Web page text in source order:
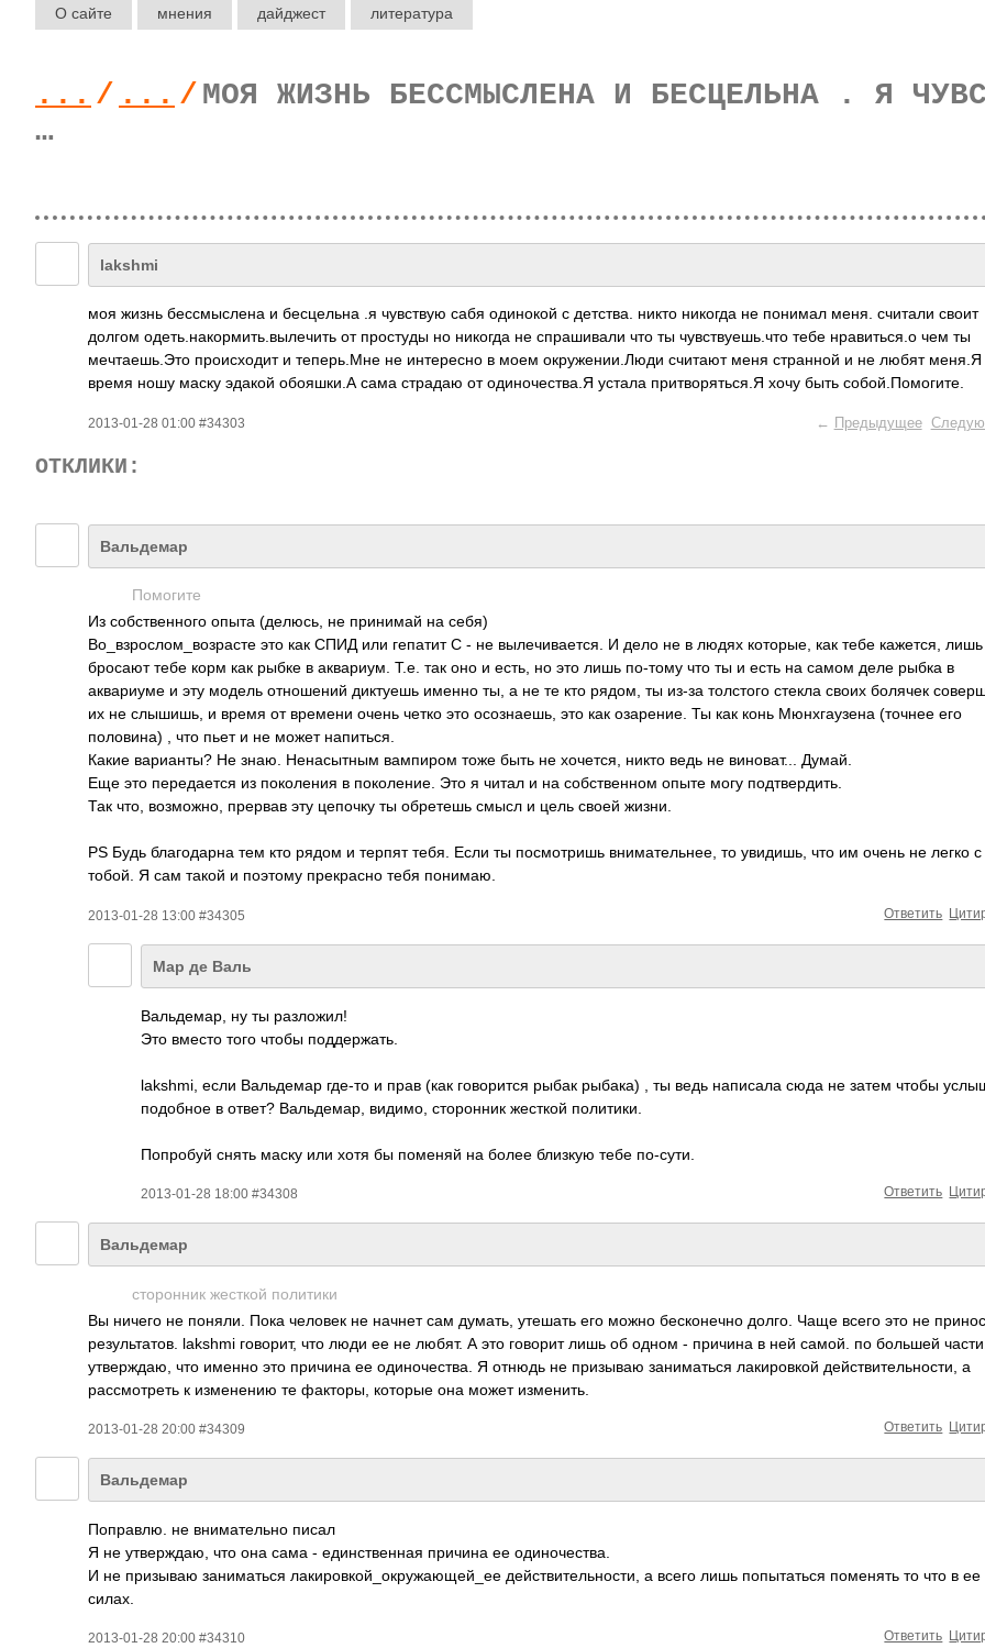
О сайте мнения дайджест литература
... / ... / МОЯ ЖИЗНЬ БЕССМЫСЛЕНА И БЕСЦЕЛЬНА . Я
…
lakshmi
моя жизнь бессмыслена и бесцельна .я чувствую сабя одинокой с детства. никто никогда не понимал меня. считали своит
долгом одеть.накормить.­вылечить­ от простуды но никогда не спрашивали что ты чувствуешь.что тебе нравиться.о чем ты
мечтаешь.Это происходит и теперь.Мне не интересно в моем окружении.Люди считают меня странной и не любят меня.Я
время ношу маску эдакой обояшки.А сама страдаю от одиночества.Я устала притворяться.Я хочу быть собой.Помогите.
2013-01-28 01:00 #34303 ← Предыдущее
ОТКЛИКИ:
Вальдемар
Помогите
Из собственного опыта (делюсь, не принимай на себя)
Во_взрослом_возр­асте это как СПИД или гепатит С - не вылечивается. И дело не в людях которые, как тебе кажется, лишь
бросают тебе корм как рыбке в аквариум. Т.е. так оно и есть, но это лишь по-тому что ты и есть на самом деле рыбка в
аквариуме и эту модель отношений диктуешь именно ты, а не те кто рядом, ты из-за толстого стекла своих болячек
их не слышишь, и время от времени очень четко это осознаешь, это как озарение. Ты как конь Мюнхгаузена (точнее его
половина) , что пьет и не может напиться.
Какие варианты? Не знаю. Ненасытным вампиром тоже быть не хочется, никто ведь не виноват... Думай.
Еще это передается из поколения в поколение. Это я читал и на собственном опыте могу подтвердить.
Так что, возможно, прервав эту цепочку ты обретешь смысл и цель своей жизни.
PS Будь благодарна тем кто рядом и терпят тебя. Если ты посмотришь внимательнее, то увидишь, что им очень не легко с
тобой. Я сам такой и поэтому прекрасно тебя понимаю.
2013-01-28 13:00 #34305 Ответить
Мар де Валь
Вальдемар, ну ты разложил!
Это вместо того чтобы поддержать.
lakshmi, если Вальдемар где-то и прав (как говорится рыбак рыбака) , ты ведь написала сюда не затем чтобы
подобное в ответ? Вальдемар, видимо, сторонник жесткой политики.
Попробуй снять маску или хотя бы поменяй на более близкую тебе по-сути.
2013-01-28 18:00 #34308 Ответить
Вальдемар
сторонник жесткой политики
Вы ничего не поняли. Пока человек не начнет сам думать, утешать его можно бесконечно долго. Чаще всего это не
результатов. lakshmi говорит, что люди ее не любят. А это говорит лишь об одном - причина в ней самой. по большей
утверждаю, что именно это причина ее одиночества. Я отнюдь не призываю заниматься лакировкой действительности­, а
рассмотреть к изменению те факторы, которые она может изменить.
2013-01-28 20:00 #34309 Ответить
Вальдемар
Поправлю. не внимательно писал
Я не утверждаю, что она сама - единственная причина ее одиночества.
И не призываю заниматься лакировкой_окруж­ающей_ее­ действительности­, а всего лишь попытаться поменять то что в ее
силах.
2013-01-28 20:00 #34310 Ответить